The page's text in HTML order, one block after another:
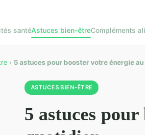
santéAstuces bien-êtreCompléments
› 5 astuces pour booster votre énergie
ASTUCES BIEN-ÊTRE
5 astuces